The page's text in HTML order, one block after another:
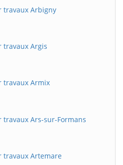
travaux Arbigny
travaux Argis
travaux Armix
travaux Ars-sur-Formans
travaux Artemare